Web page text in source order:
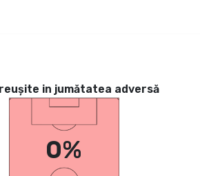
in jumătatea adversă
0%